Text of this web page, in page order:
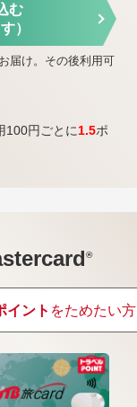
む
）
届け。その後利用可
100円ごとに1.5ポ
®
イント をためたい方